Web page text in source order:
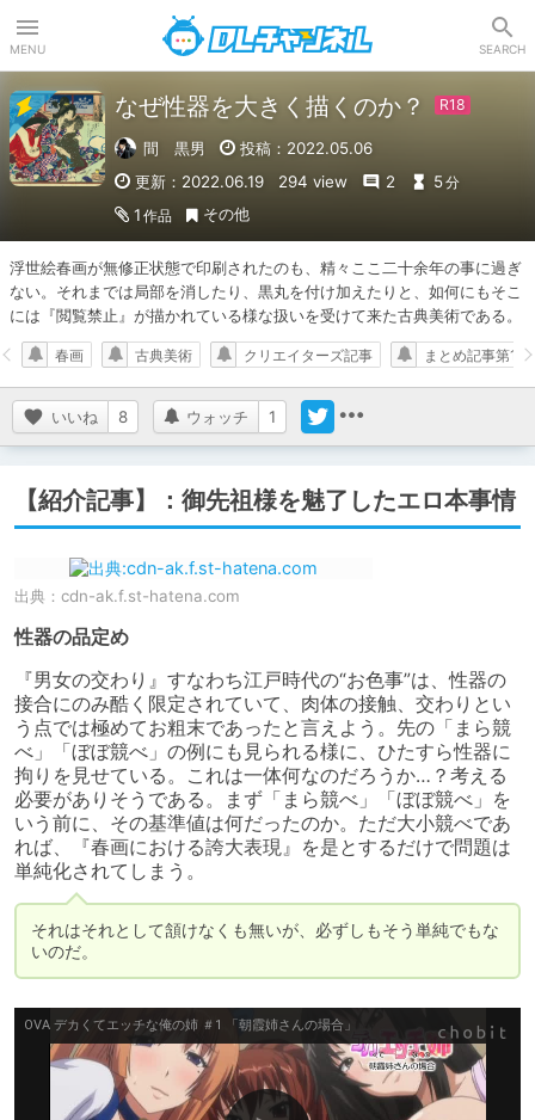
MENU SEARCH
なぜ性器を大きく描くのか？
間 黒男
投稿：2022.05.06
更新：2022.06.19
294 view 2 5分
1 作品 その他
浮世絵春画が無修正状態で印刷されたのも、精々ここ二十余年の事に過ぎ
ない。それまでは局部を消したり、黒丸を付け加えたりと、如何にもそこ
には『閲覧禁止』が描かれている様な扱いを受けて来た古典美術である。
いいね 8 ウォッチ 1
春画 古典美術 クリエイターズ記事 まとめ記事第
【紹介記事】：御先祖様を魅了したエロ本事情
出典： cdn-ak.f.st-hatena.com
性器の品定め
『男女の交わり』すなわち江戸時代の“お色事”は、性器の
接合にのみ酷く限定されていて、肉体の接触、交わりとい
う点では極めてお粗末であったと言えよう。先の「まら競
べ」「ぼぼ競べ」の例にも見られる様に、ひたすら性器に
拘りを見せている。これは一体何なのだろうか…？考える
必要がありそうである。まず「まら競べ」「ぼぼ競べ」を
いう前に、その基準値は何だったのか。ただ大小競べであ
れば、『春画における誇大表現』を是とするだけで問題は
単純化されてしまう。
それはそれとして頷けなくも無いが、必ずしもそう単純でもな
いのだ。